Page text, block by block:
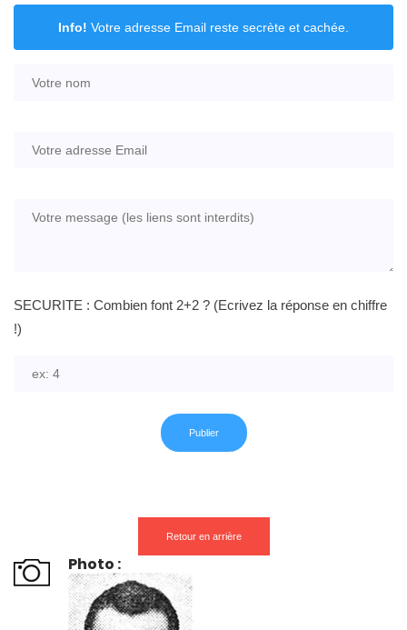
Info! Votre adresse Email reste secrète et cachée.
SECURITE : Combien font 2+2 ? (Ecrivez la réponse en chiffre
!)
Retour en arrière
Photo :